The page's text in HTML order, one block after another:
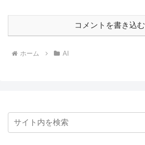
コメントを書き込む
ホーム AI